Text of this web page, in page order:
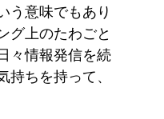
う意味でもあり
グ上のたわごと
々情報発信を続
ちを持って、